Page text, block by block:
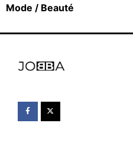
Mode / Beauté